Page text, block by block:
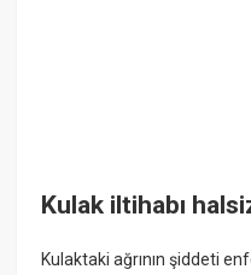
Kulak iltihabı
Kulaktaki ağrının şiddeti